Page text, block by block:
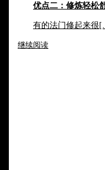
优点二：修炼轻松
有的法门修起来
继续阅读